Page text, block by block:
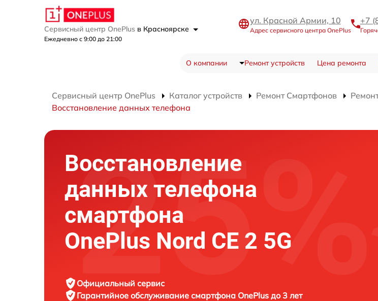
Сервисный центр OnePlus в Красноярске
Ежедневно с 9:00 до 21:00
ул. Красной Армии, 10
Адрес сервисного центра OnePlus
+7
О компании Ремонт устройств Цена ремонта
Сервисный центр OnePlus Каталог устройств Ремонт Смартфонов
Восстановление данных телефона
Восстановление
данных телефона
смартфона
OnePlus Nord CE 2 5G
Официальный сервис
Гарантийное обслуживание смартфона OnePlus до 3 лет